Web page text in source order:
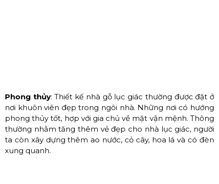
Phong thủy: Thiết kế nhà gỗ lục giác thường được đặt ở
nơi khuôn viên đẹp trong ngôi nhà. Những nơi có hướng
phong thủy tốt, hợp với gia chủ về mặt vận mệnh. Thông
thường nhằm tăng thêm vẻ đẹp cho nhà lục giác, người
ta còn xây dựng thêm ao nước, cỏ cây, hoa lá và có đèn
xung quanh.